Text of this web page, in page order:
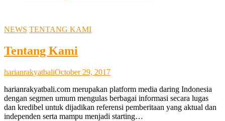
NEWS TENTANG KAMI
Tentang Kami
harianrakyatbaliOctober 29, 2017
harianrakyatbali.com merupakan platform media daring Indonesia
dengan segmen umum mengulas berbagai informasi secara lugas
dan kredibel untuk dijadikan referensi pemberitaan yang aktual dan
independen serta mampu menjadi starting…